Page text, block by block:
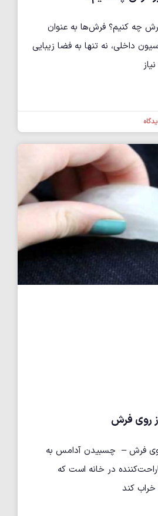
چه کنیم؟ فرش‌ها به عنوان
داخلی، نه تنها به فضا زیبایی
روی فرش
فرش – چسبیدن آدامس به
در خانه است که
کند